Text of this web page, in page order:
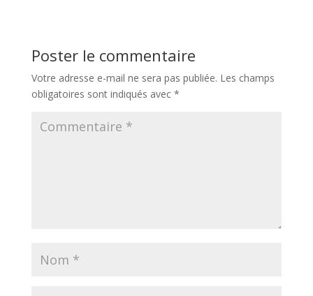
Poster le commentaire
Votre adresse e-mail ne sera pas publiée. Les champs
obligatoires sont indiqués avec *